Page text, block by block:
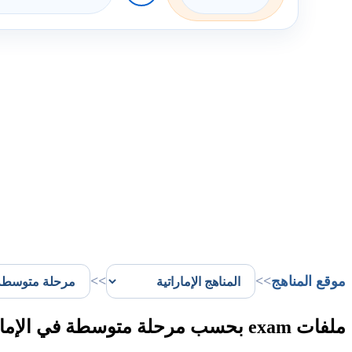
موقع المناهج>>
>>
ملفات exam بحسب مرحلة متوسطة في الإمارات